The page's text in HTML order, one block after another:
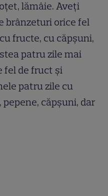
lămâie. Aveți
brânzeturi orice fel
fructe, cu căpșuni,
patru zile mai
fel de fruct și
patru zile cu
căpșuni, dar